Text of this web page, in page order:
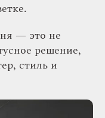
— это не
решение,
стиль и